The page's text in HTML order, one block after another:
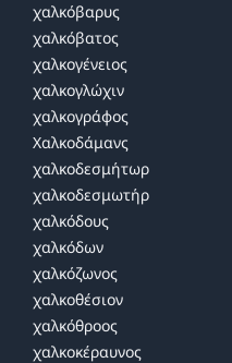
χαλκόβαρυς
χαλκόβατος
χαλκογένειος
χαλκογλώχιν
χαλκογράφος
Χαλκοδάμανς
χαλκοδεσμήτωρ
χαλκοδεσμωτήρ
χαλκόδους
χαλκόδων
χαλκόζωνος
χαλκοθέσιον
χαλκόθροος
χαλκοκέραυνος